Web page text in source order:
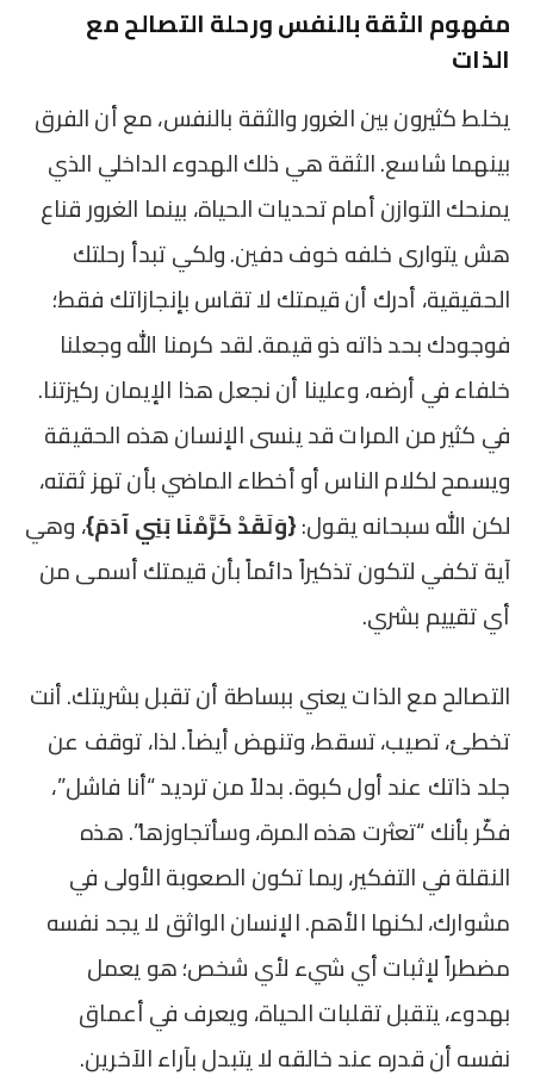
مفهوم الثقة بالنفس ورحلة التصالح مع
الذات
يخلط كثيرون بين الغرور والثقة بالنفس، مع أن الفرق
بينهما شاسع. الثقة هي ذلك الهدوء الداخلي الذي
يمنحك التوازن أمام تحديات الحياة، بينما الغرور قناع
هش يتوارى خلفه خوف دفين. ولكي تبدأ رحلتك
الحقيقية، أدرك أن قيمتك لا تقاس بإنجازاتك فقط؛
فوجودك بحد ذاته ذو قيمة. لقد كرمنا الله وجعلنا
خلفاء في أرضه، وعلينا أن نجعل هذا الإيمان ركيزتنا.
في كثير من المرات قد ينسى الإنسان هذه الحقيقة
ويسمح لكلام الناس أو أخطاء الماضي بأن تهز ثقته،
لكن الله سبحانه يقول:{وَلَقَدْ كَرَّمْنَا بَنِي آدَمَ}، وهي
آية تكفي لتكون تذكيراً دائماً بأن قيمتك أسمى من
أي تقييم بشري.
التصالح مع الذات يعني ببساطة أن تقبل بشريتك. أنت
تخطئ، تصيب، تسقط، وتنهض أيضاً. لذا، توقف عن
جلد ذاتك عند أول كبوة. بدلاً من ترديد “أنا فاشل”،
فكّر بأنك “تعثرت هذه المرة، وسأتجاوزها”. هذه
النقلة في التفكير، ربما تكون الصعوبة الأولى في
مشوارك، لكنها الأهم. الإنسان الواثق لا يجد نفسه
مضطراً لإثبات أي شيء لأي شخص؛ هو يعمل
بهدوء، يتقبل تقلبات الحياة، ويعرف في أعماق
نفسه أن قدره عند خالقه لا يتبدل بآراء الآخرين.